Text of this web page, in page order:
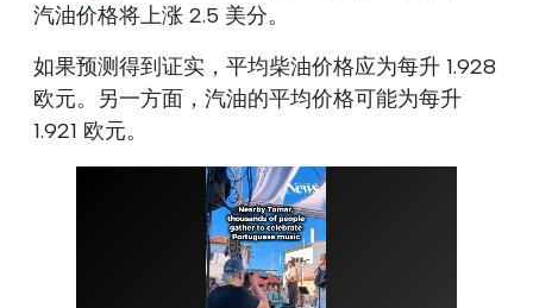
汽油价格将上涨 2.5 美分。
如果预测得到证实，平均柴油价格应为每升 1.928
欧元。另一方面，汽油的平均价格可能为每升
1.921 欧元。